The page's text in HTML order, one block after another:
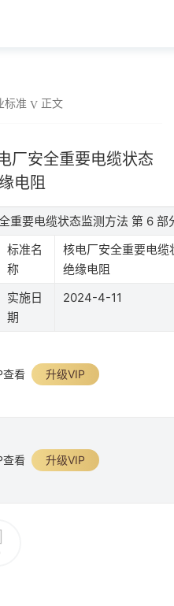
标准 正文
厂安全重要电缆状态
电阻
重要电缆状态监测方法 第 6 部
标准名
称
核电厂安全重要电
绝缘电阻
实施日
期
2024-4-11
查看 升级VIP
查看 升级VIP